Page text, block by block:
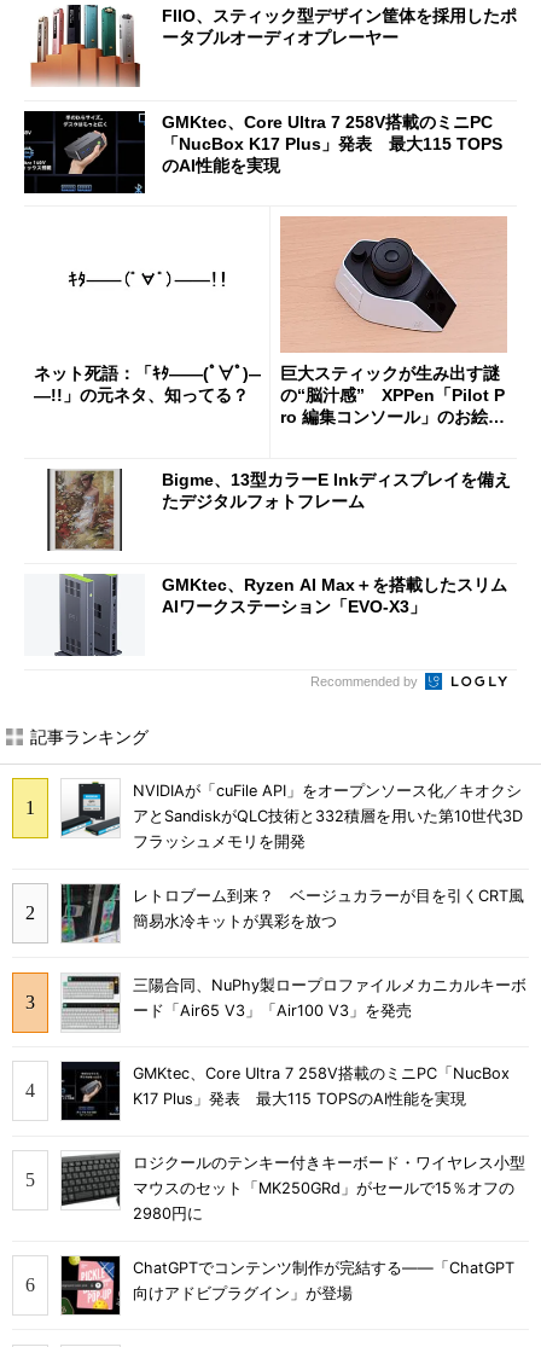
FIIO、スティック型デザイン筐体を採用したポ
ータブルオーディオプレーヤー
GMKtec、Core Ultra 7 258V搭載のミニPC
「NucBox K17 Plus」発表 最大115 TOPS
のAI性能を実現
ネット死語：「ｷﾀ――(ﾟ∀ﾟ)―
―!!」の元ネタ、知ってる？
巨大スティックが生み出す謎
の“脳汁感” XPPen「Pilot P
ro 編集コンソール」のお絵描
Bigme、13型カラーE Inkディスプレイを備え
たデジタルフォトフレーム
GMKtec、Ryzen AI Max＋を搭載したスリム
AIワークステーション「EVO-X3」
Recommended by
記事ランキング
NVIDIAが「cuFile API」をオープンソース化／キオクシ
アとSandiskがQLC技術と332積層を用いた第10世代3D
フラッシュメモリを開発
レトロブーム到来？ ベージュカラーが目を引くCRT風
簡易水冷キットが異彩を放つ
三陽合同、NuPhy製ロープロファイルメカニカルキーボ
ード「Air65 V3」「Air100 V3」を発売
GMKtec、Core Ultra 7 258V搭載のミニPC「NucBox
K17 Plus」発表 最大115 TOPSのAI性能を実現
ロジクールのテンキー付きキーボード・ワイヤレス小型
マウスのセット「MK250GRd」がセールで15％オフの
2980円に
ChatGPTでコンテンツ制作が完結する――「ChatGPT
向けアドビプラグイン」が登場